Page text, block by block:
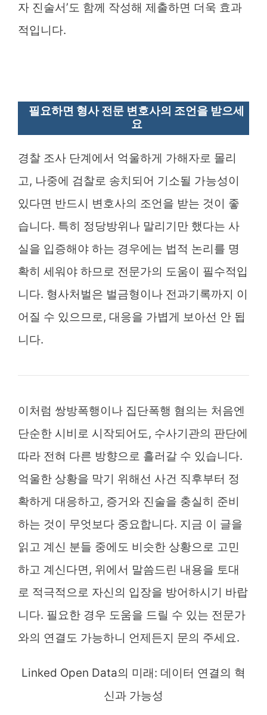
자 진술서’도 함께 작성해 제출하면 더욱 효과
적입니다.
필요하면 형사 전문 변호사의 조언을 받으세
요
경찰 조사 단계에서 억울하게 가해자로 몰리
고, 나중에 검찰로 송치되어 기소될 가능성이
있다면 반드시 변호사의 조언을 받는 것이 좋
습니다. 특히 정당방위나 말리기만 했다는 사
실을 입증해야 하는 경우에는 법적 논리를 명
확히 세워야 하므로 전문가의 도움이 필수적입
니다. 형사처벌은 벌금형이나 전과기록까지 이
어질 수 있으므로, 대응을 가볍게 보아선 안 됩
니다.
이처럼 쌍방폭행이나 집단폭행 혐의는 처음엔
단순한 시비로 시작되어도, 수사기관의 판단에
따라 전혀 다른 방향으로 흘러갈 수 있습니다.
억울한 상황을 막기 위해선 사건 직후부터 정
확하게 대응하고, 증거와 진술을 충실히 준비
하는 것이 무엇보다 중요합니다. 지금 이 글을
읽고 계신 분들 중에도 비슷한 상황으로 고민
하고 계신다면, 위에서 말씀드린 내용을 토대
로 적극적으로 자신의 입장을 방어하시기 바랍
니다. 필요한 경우 도움을 드릴 수 있는 전문가
와의 연결도 가능하니 언제든지 문의 주세요.
Linked Open Data의 미래: 데이터 연결의 혁
신과 가능성